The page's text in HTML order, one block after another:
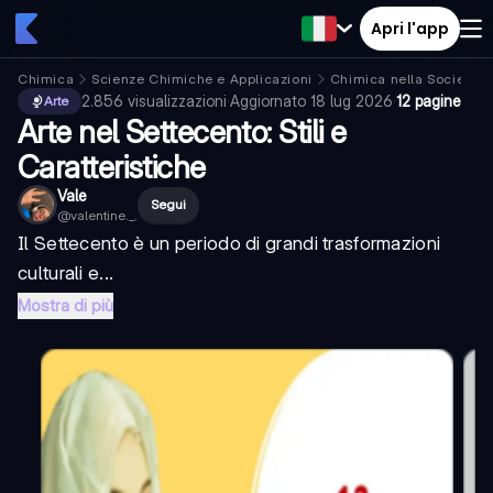
Apri l'app
Chimica Scienze Chimiche e Applicazioni
Chimica nella Società
Arte
2.856 visualizzazioni·Aggiornato 18 lug 2026·12 pagine
Arte nel Settecento: Stili e
Caratteristiche
Vale
@valentine._.
Segui
Il Settecento è un periodo di grandi trasformazioni
culturali e...
Mostra di più